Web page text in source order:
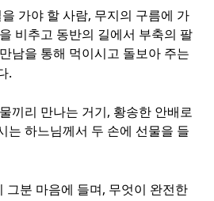
을 가야 할 사람, 무지의 구름에 가
비추고 동반의 길에서 부축의 팔
남을 통해 먹이시고 돌보아 주는
.
끼리 만나는 거기 , 황송한 안배로
는 하느님께서 두 손에 선물을 들
그분 마음에 들며 , 무엇이 완전한